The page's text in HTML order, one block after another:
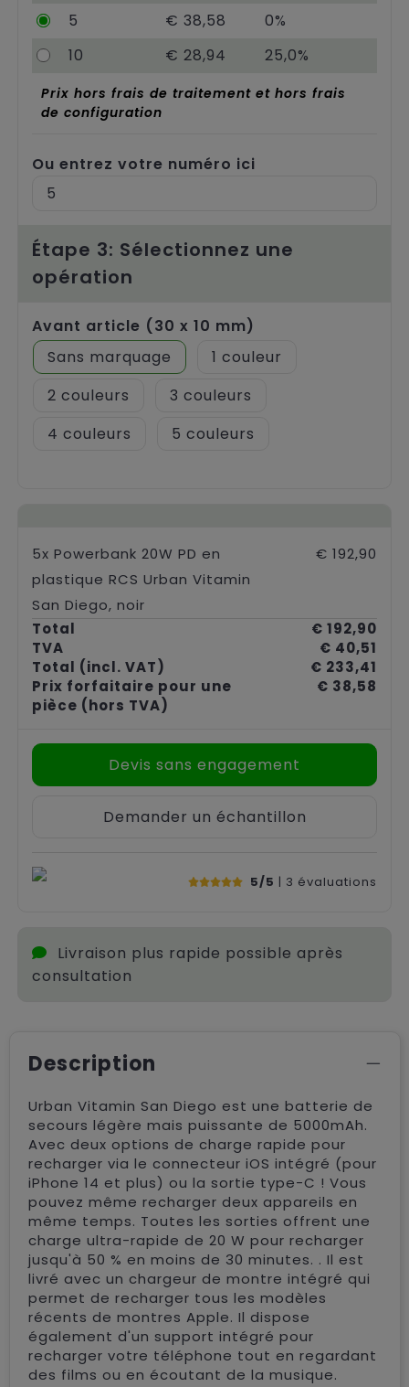
5 € 38,58
0%
10
€ 28,94 25,0%
Ou entrez votre numéro ici
Prix hors frais de traitement et hors frais
de configuration
Étape 3: Sélectionnez une
opération
Avant article (30 x 10 mm)
Sans marquage
1
2
3
4
5
5x Powerbank 20W PD en
plastique RCS Urban Vitamin
San Diego, noir
€ 192,90
Total
€ 192,90
TVA
€ 40,51
Total (incl. VAT)
€ 233,41
Prix forfaitaire pour une
pièce (hors TVA)
€ 38,58
Devis sans engagement
Demander un échantillon
5/5 | 3 évaluations
Livraison plus rapide possible après
consultation
Description
Urban Vitamin San Diego est une batterie de
secours légère mais puissante de 5000mAh.
Avec deux options de charge rapide pour
recharger via le connecteur iOS intégré (pour
iPhone 14 et plus) ou la sortie type-C ! Vous
pouvez même recharger deux appareils en
même temps. Toutes les sorties offrent une
charge ultra-rapide de 20 W pour recharger
jusqu'à 50 % en moins de 30 minutes. . Il est
livré avec un chargeur de montre intégré qui
permet de recharger tous les modèles
récents de montres Apple. Il dispose
également d'un support intégré pour
recharger votre téléphone tout en regardant
des films ou en écoutant de la musique.